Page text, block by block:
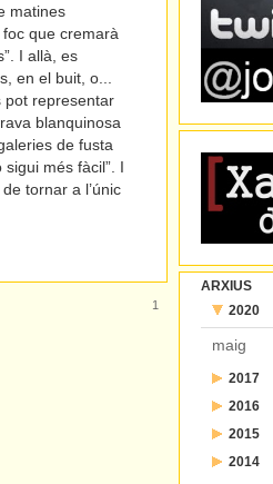
matines
que cremarà
I allà, es
en el buit, o...
pot representar
blanquinosa
de fusta
més fàcil”. I
tornar a l’únic
1
ARXIUS
2020
maig
2017
juliol2016
desembre
2015
desembre
2014